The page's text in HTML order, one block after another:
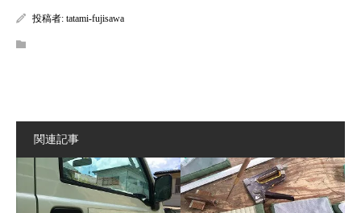
投稿者: tatami-fujisawa
関連記事